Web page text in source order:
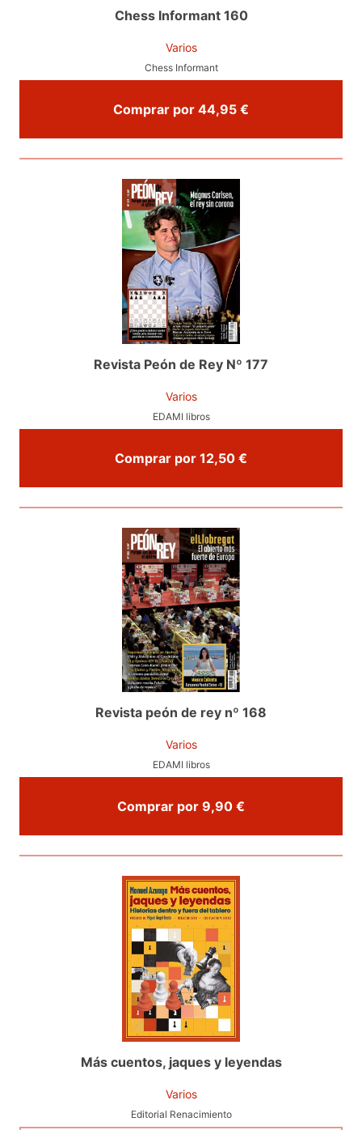
Chess Informant 160
Varios
Chess Informant
Comprar por 44,95 €
Revista Peón de Rey Nº 177
Varios
EDAMI libros
Comprar por 12,50 €
Revista peón de rey nº 168
Varios
EDAMI libros
Comprar por 9,90 €
Más cuentos, jaques y leyendas
Varios
Editorial Renacimiento